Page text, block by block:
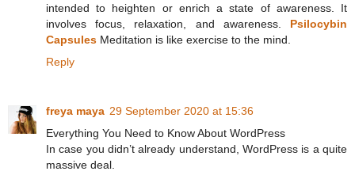
intended to heighten or enrich a state of awareness. It
involves focus, relaxation, and awareness. Psilocybin
Capsules Meditation is like exercise to the mind.
Reply
freya maya 29 September 2020 at 15:36
Everything You Need to Know About WordPress
In case you didn’t already understand, WordPress is a quite
massive deal.